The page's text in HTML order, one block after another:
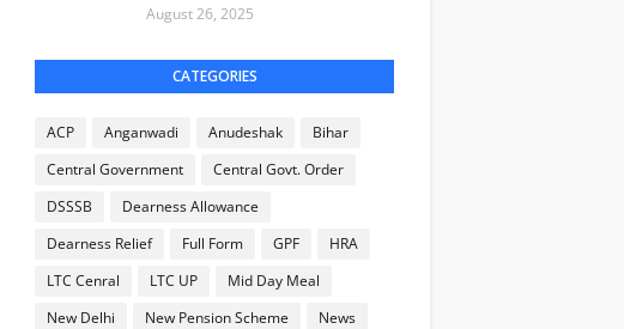
August 26, 2025
CATEGORIES
ACP Anganwadi Anudeshak
Bihar
Central Government
Central Govt. Order
DSSSB
Dearness Allowance
Dearness Relief
Full Form GPF
HRA
LTC Cenral
LTC UP
Mid Day Meal
New Delhi
New Pension Scheme
News